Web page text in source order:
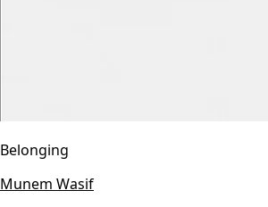
Belonging
Munem Wasif